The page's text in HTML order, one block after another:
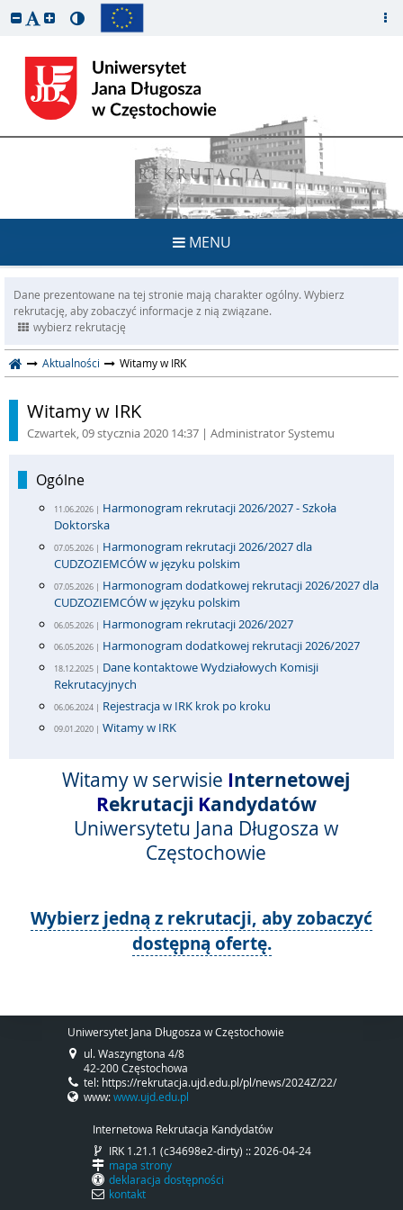
REKRUTACJA
MENU
Dane prezentowane na tej stronie mają charakter ogólny. Wybierz
rekrutację, aby zobaczyć informacje z nią związane.
wybierz rekrutację
Aktualności Witamy w IRK
Witamy w IRK
Czwartek, 09 stycznia 2020 14:37 | Administrator Systemu
Ogólne
11.06.2026 | Harmonogram rekrutacji 2026/2027 - Szkoła
Doktorska
07.05.2026 | Harmonogram rekrutacji 2026/2027 dla
CUDZOZIEMCÓW w języku polskim
07.05.2026 | Harmonogram dodatkowej rekrutacji 2026/2027 dla
CUDZOZIEMCÓW w języku polskim
06.05.2026 | Harmonogram rekrutacji 2026/2027
06.05.2026 | Harmonogram dodatkowej rekrutacji 2026/2027
18.12.2025 | Dane kontaktowe Wydziałowych Komisji
Rekrutacyjnych
06.06.2024 | Rejestracja w IRK krok po kroku
09.01.2020 | Witamy w IRK
Witamy w serwisie Internetowej
Rekrutacji Kandydatów
Uniwersytetu Jana Długosza w
Częstochowie
Wybierz jedną z rekrutacji, aby zobaczyć
dostępną ofertę.
Uniwersytet Jana Długosza w Częstochowie
ul. Waszyngtona 4/8
42-200 Częstochowa
tel: https://rekrutacja.ujd.edu.pl/pl/news/2024Z/22/
www:www.ujd.edu.pl
Internetowa Rekrutacja Kandydatów
IRK 1.21.1 (c34698e2-dirty) :: 2026-04-24
mapa strony
deklaracja dostępności
kontakt